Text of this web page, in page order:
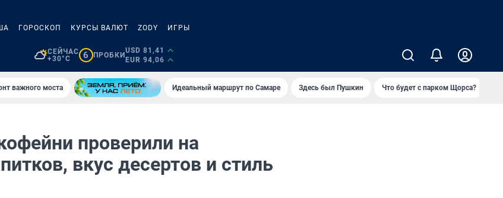
ГОРОСКОП КУРСЫ ВАЛЮТ ZODY ИГРЫ
СЕЙЧАС
+30°C
6 ПРОБКИ
USD 81,41
EUR 94,06
важного моста Идеальный маршрут по Самаре Здесь был Пушкин Что будет с парком Щорса?
проверили на
вкус десертов и стиль